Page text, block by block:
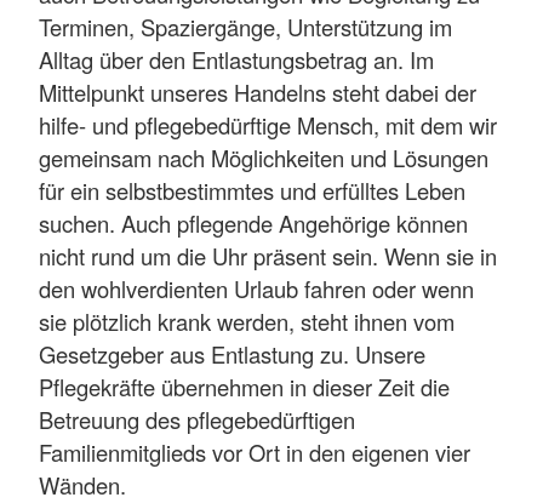
Terminen, Spaziergänge, Unterstützung im
Alltag über den Entlastungsbetrag an. Im
Mittelpunkt unseres Handelns steht dabei der
hilfe- und pflegebedürftige Mensch, mit dem wir
gemeinsam nach Möglichkeiten und Lösungen
für ein selbstbestimmtes und erfülltes Leben
suchen. Auch pflegende Angehörige können
nicht rund um die Uhr präsent sein. Wenn sie in
den wohlverdienten Urlaub fahren oder wenn
sie plötzlich krank werden, steht ihnen vom
Gesetzgeber aus Entlastung zu. Unsere
Pflegekräfte übernehmen in dieser Zeit die
Betreuung des pflegebedürftigen
Familienmitglieds vor Ort in den eigenen vier
Wänden.